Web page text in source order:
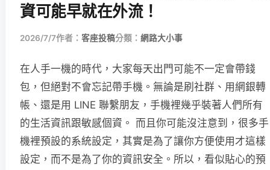
資可能早就在外流！
2026/7/7作者： 客座投稿分類： 網路大小事
在人手一機的時代，大家每天出門可能不一定會帶錢
包，但絕對不會忘記帶手機。無論是刷社群、用網銀轉
帳、還是用 LINE 聯繫朋友，手機裡幾乎裝著人們所有
的生活資訊跟敏感個資。 而且你可能沒注意到，很多手
機裡預設的系統設定，其實是為了讓你方便使用才這樣
設定，而不是為了你的資訊安全。所以，看似貼心的預